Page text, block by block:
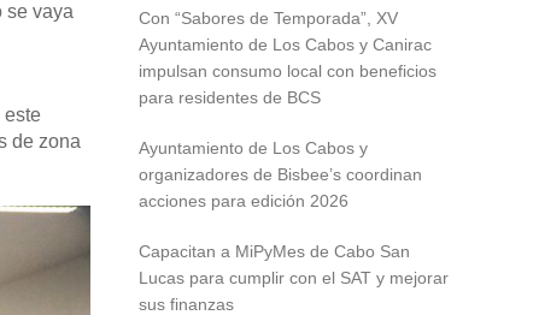
se vaya
este
de zona
Con “Sabores de Temporada”, XV
Ayuntamiento de Los Cabos y Canirac
impulsan consumo local con beneficios
para residentes de BCS
Ayuntamiento de Los Cabos y
organizadores de Bisbee’s coordinan
acciones para edición 2026
Capacitan a MiPyMes de Cabo San
Lucas para cumplir con el SAT y mejorar
sus finanzas